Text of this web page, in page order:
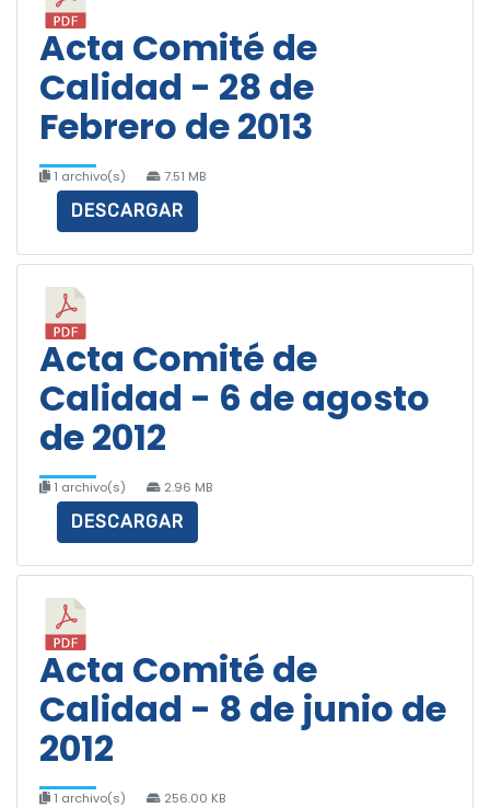
Acta Comité de
Calidad - 28 de
Febrero de 2013
1 archivo(s) 7.51 MB
DESCARGAR
Acta Comité de
Calidad - 6 de agosto
de 2012
1 archivo(s) 2.96 MB
DESCARGAR
Acta Comité de
Calidad - 8 de junio de
2012
1 archivo(s) 256.00 KB